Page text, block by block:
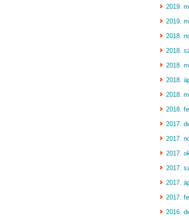
2019.
2019.
2018.
2018.
2018.
2018.
2018.
2018.
2017.
2017.
2017.
2017.
2017.
2017.
2016.